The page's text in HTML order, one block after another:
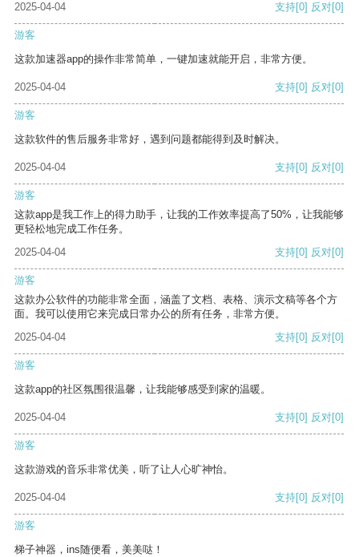
2025-04-04 支持[0] 反对[0]
游客
这款加速器app的操作非常简单，一键加速就能开启，非常方便。
2025-04-04 支持[0] 反对[0]
游客
这款软件的售后服务非常好，遇到问题都能得到及时解决。
2025-04-04 支持[0] 反对[0]
游客
这款app是我工作上的得力助手，让我的工作效率提高了50%，让我能够
更轻松地完成工作任务。
2025-04-04
支持[0] 反对[0]
游客
这款办公软件的功能非常全面，涵盖了文档、表格、演示文稿等各个方
面。我可以使用它来完成日常办公的所有任务，非常方便。
2025-04-04
支持[0] 反对[0]
游客
这款app的社区氛围很温馨，让我能够感受到家的温暖。
2025-04-04 支持[0] 反对[0]
游客
这款游戏的音乐非常优美，听了让人心旷神怡。
2025-04-04 支持[0] 反对[0]
游客
梯子神器，ins随便看，美美哒！